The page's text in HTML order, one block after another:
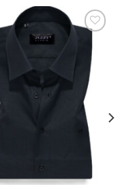
στη Λίστα
Επιθυμίας